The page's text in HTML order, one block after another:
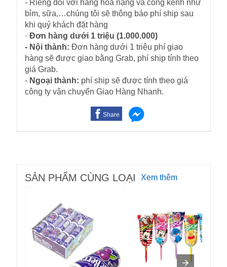
- Riêng đối với hàng hóa nặng và cồng kềnh như
bỉm, sữa,…chúng tôi sẽ thông báo phí ship sau
khi quý khách đặt hàng
· Đơn hàng dưới 1 triệu (1.000.000)
- Nội thành: Đơn hàng dưới 1 triệu phí giao
hàng sẽ được giao bằng Grab, phí ship tính theo
giá Grab.
- Ngoại thành: phí ship sẽ được tính theo giá
công ty vận chuyển Giao Hàng Nhanh.
Share
SẢN PHẨM CÙNG LOẠI Xem thêm